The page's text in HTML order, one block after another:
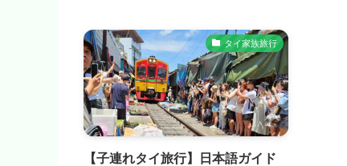
タイ家族旅行
【子連れタイ旅行】日本語ガイド